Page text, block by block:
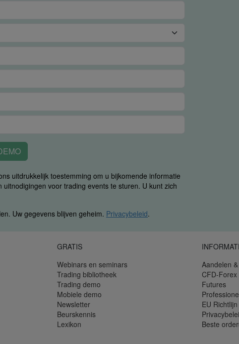
uitdrukkelijk toestemming om u bijkomende informatie
uitnodigingen voor trading events te sturen. U kunt zich
Uw gegevens blijven geheim. Privacybeleid.
GRATIS
Webinars en seminars
Trading bibliotheek
Trading demo
Mobiele demo
Newsletter
Beurskennis
Lexikon
Aandelen
CFD-Forex
Futures
EU
Beste